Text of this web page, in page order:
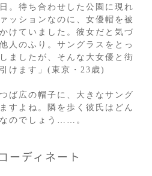
。待ち合わせした公園に現れ
ッションなのに、女優帽を被
けていました。彼女だと気づ
人のふり。サングラスをとっ
ましたが、そんな大女優と街
けます」(東京・23歳)
ば広の帽子に、大きなサング
すよね。隣を歩く彼氏はどん
のでしょう……。
ーディネート